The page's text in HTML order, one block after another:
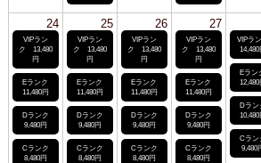
24
VIPラン
ク 13,480
円
Eランク
11,480円
Dランク
9,480円
Cランク
8,480円
25
VIPラン
ク 13,480
円
Eランク
11,480円
Dランク
9,480円
Cランク
8,480円
26
VIPラン
ク 13,480
円
Eランク
11,480円
Dランク
9,480円
Cランク
8,480円
27
VIPラン
ク 13,480
円
Eランク
11,480円
Dランク
9,480円
Cランク
8,480円
VIPラ
14,480
Eラン
12,480
Dラン
10,480
Cラン
9,480